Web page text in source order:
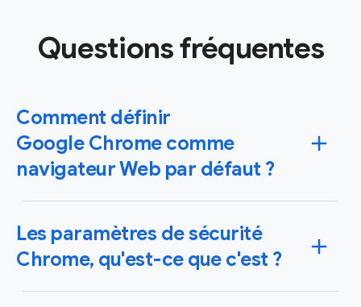
Questions fréquentes
Comment définir
Google Chrome comme
navigateur Web par défaut ?
navigateur par défaut sur les systèmes d'exploitation
Windows et Mac, mais aussi sur vos appareils iPhone,
iPad ou Android. Dans ce cas, les liens sur lesquels
vous cliquez s'ouvrent automatiquement dans
Les paramètres de sécurité
Chrome, qu'est-ce que c'est ?